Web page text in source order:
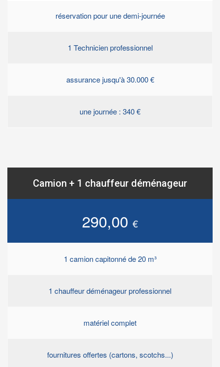
réservation pour une demi-journée
1 Technicien professionnel
assurance jusqu'à 30.000 €
une journée : 340 €
Camion + 1 chauffeur déménageur
290,00 €
1 camion capitonné de 20 m³
1 chauffeur déménageur professionnel
matériel complet
fournitures offertes (cartons, scotchs...)